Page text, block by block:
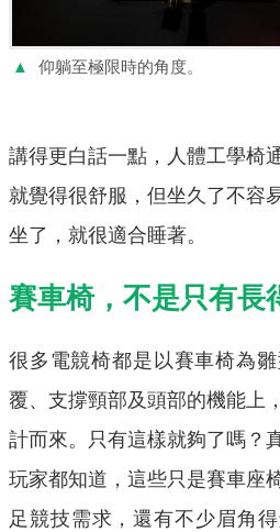
▲ 仰躺至極限時的角度。
講得更白話一點，人體工學椅
就覺得很舒服，但坐久了不容
坐了，就很適合睡著。
賽車椅，不是只有長
很多電競椅都是以賽車椅為
覆、支撐頸部及頭部的機能上
計而來。只有這樣就夠了嗎？
玩家都知道，這些只是賽車座
足競技需求，還有不少眉角